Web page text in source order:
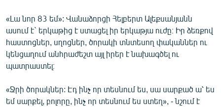
ԱՐԽԻՎ
ՏԵՍԱՆՅՈՒԹԵՐ
ԲԱՆԱՎԵՃ
ՁԳՏԵԼՈՎ ԼԱՎԱԳՈՒՅՆԻՆ
ՓՈԴՔԱՍԹ
«Լա նոր 83 եմ»: Վանաձորցի Հելբերտ Ալեքսանյանն
ասում է` երկաթից է ստացել իր երկաթյա ուժը։ Իր ձեռքով
հաստոցներ, սղոցներ, ծորակի տնտեսող փականներ ու
կենցաղում անհրաժեշտ այլ իրեր է նախագծել ու
պատրաստել։
«Ջրի ծորակներ: Էդ ինչ որ տեսնում ես, սա սարքած ա՝ ես
եմ սարքել, բոլորը, ինչ որ տեսնում ես ստեղ», - նշում է